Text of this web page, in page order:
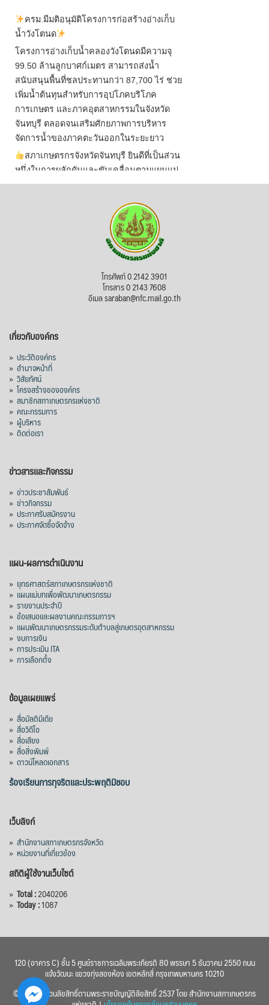
ครม.มีมติอนุมัติโครงการก่อสร้างอ่างเก็บ
น้ำวังโตนด
โครงการอ่างเก็บน้ำคลองวังโตนดมีความจุ
99.50 ล้านลูกบาศก์เมตร สามารถส่งน้ำ
สนับสนุนพื้นที่ชลประทานกว่า 87,700 ไร่ ช่วย
เพิ่มน้ำต้นทุนสำหรับการอุปโภคบริโภค
การเกษตร และภาคอุตสาหกรรมในจังหวัด
จันทบุรี ตลอดจนเสริมศักยภาพการบริหาร
จัดการน้ำของภาคตะวันออกในระยะยาว
สภาเกษตรกรจังหวัดจันทบุรี ยินดีที่เป็นส่วน
หนึ่งในการผลักดันและขับเคลื่อนตามแผนแม่
บทเพื่อพั ...See More
ไม่สามารถดูเนื้อหานี้ได้ในขณะนี้
สภาเกษตรกรแห่งชาติ
กรมการค้าต่างประเทศ กระทรวงพาณิชย์ เปิด
ไทยในช่วง 6 เดือนของปี 2569 (ม.ค.-มิ.ย.) มี
1,205 ล้านดอลลาร์สหรัฐ (ประมาณ
38,003.15 ล้านบาท) ลดลง 27.69%
ปรับตัวลดลงตามสภาวะเศรษฐกิจและการค้า
โลก โดยตลาดส่งออกสำคัญ จีน ส่งออกได้
1.52 ล้านตัน ลด 61.71%
ส่งออกมันครึ่งปี 69 ปริมาณ 2.52 ล้านตัน
ลด 51.63% ยังดีที่ราคาขายดีกว่าปีก่อน
mgronline.com
View on Facebook
สภาเกษตรกรแห่งชาติ
4 days ago
คณะรัฐมนตรี อนุมัติโครงการอ่างเก็บน้ำ
คลองวังโตนด วงเงิน 7,200 ล้านบาท สะท้อน
ผลสำเร็จการผลักดันข้อเสนอเชิงนโยบายของ
อนุมัติโครงการอ่างเก็บน้ำคลองวังโตนด
จังหวัดจันทบุรี กรอบวงเงิน 7,200 ล้านบาท
กำหนดระยะเวลาดำเนินงาน 7 ปี (พ.ศ. 2570–
2576) โดยโครงการมีความจุ 99.50 ล้าน
ลูกบาศก์เมตร สามารถสนับสนุนพื้นที่
ชลประทานกว่า 87,700 ไร่ เพิ่ม
View on Facebook
โทรศัพท์ 0 2142 3901
โทรสาร 0 2143 7608
อีเมล saraban@nfc.mail.go.th
เกี่ยวกับองค์กร
» ประวัติองค์กร
» อำนาจหน้าที่
» วิสัยทัศน์
» โครงสร้างขององค์กร
» สมาชิกสภาเกษตรกรแห่งชาติ
» คณะกรรมการ
» ผู้บริหาร
» ติดต่อเรา
ข่าวสารและกิจกรรม
» ข่าวประชาสัมพันธ์
» ข่าวกิจกรรม
» ประกาศรับสมัครงาน
» ประกาศจัดซื้อจัดจ้าง
แผน-ผลการดำเนินงาน
» ยุทธศาสตร์สภาเกษตรกรแห่งชาติ
» แผนแม่บทเพื่อพัฒนาเกษตรกรรม
» รายงานประจำปี
» ข้อเสนอและผลงานคณะกรรมการฯ
» แผนพัฒนาเกษตรกรรมระดับตำบลสู่เกษตรอุตสาหกรรม
» งบการเงิน
» การประเมิน ITA
» การเลือกตั้ง
ข้อมูลเผยแพร่
» สื่อมัลติมีเดีย
» สื่อวิดีโอ
» สื่อเสียง
» สื่อสิ่งพิมพ์
» ดาวน์โหลดเอกสาร
ร้องเรียนการทุจริตและประพฤติมิชอบ
เว็บลิงก์
» สำนักงานสภาเกษตรกรจังหวัด
» หน่วยงานที่เกี่ยวข้อง
สถิติผู้ใช้งานเว็บไซต์
» Total :2040206
» Today :1087
120 (อาคาร C) ชั้น 5 ศูนย์ราชการเฉลิมพระเกียรติ 80 พรรษา 5 ธันวาคม 2550 ถนน
แจ้งวัฒนะ แขวงทุ่งสองห้อง เขตหลักสี่ กรุงเทพมหานคร 10210
© 2560 สงวนลิขสิทธิ์ตามพระราชบัญญัติลิขสิทธิ์ 2537 โดย สำนักงานสภาเกษตรกร